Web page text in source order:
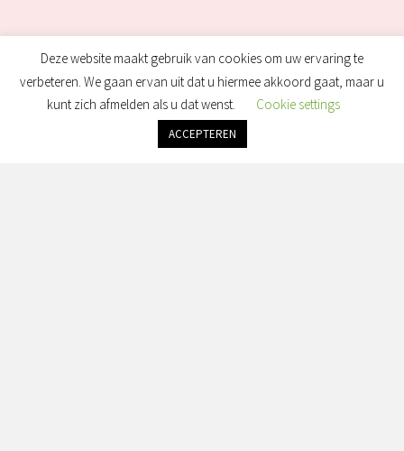
Deze website maakt gebruik van cookies om uw ervaring te
verbeteren. We gaan ervan uit dat u hiermee akkoord gaat, maar u
kunt zich afmelden als u dat wenst.
Cookie settings
ACCEPTEREN